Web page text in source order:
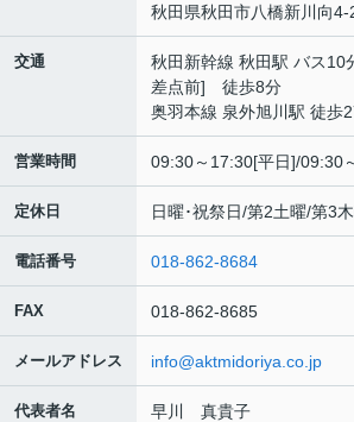
秋田県秋田市八橋新川向4-
交通
秋田新幹線 秋田駅 バス10
差点前] 徒歩8分
奥羽本線 泉外旭川駅 徒歩
営業時間 09:30～17:30[平日]/09:30
定休日 日曜･祝祭日/第2土曜/第3
電話番号 018-862-8684
FAX 018-862-8685
メールアドレス info@aktmidoriya.co.jp
代表者名 早川 真貴子